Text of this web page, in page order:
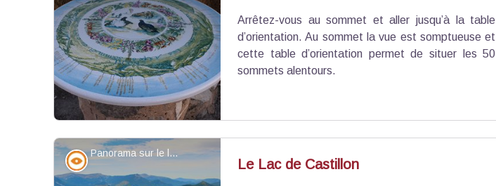
Voir l'image en plein écran
Arrêtez-vous au sommet et aller jusqu’à la table
d’orientation. Au sommet la vue est somptueuse et
cette table d’orientation permet de situer les 50
sommets alentours.
Panorama sur le lac - PNR Verdon
Point de vue - sommet Le Lac de Castillon